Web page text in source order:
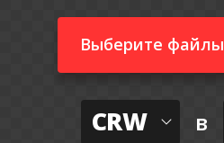
Выберите файлы
CRW в